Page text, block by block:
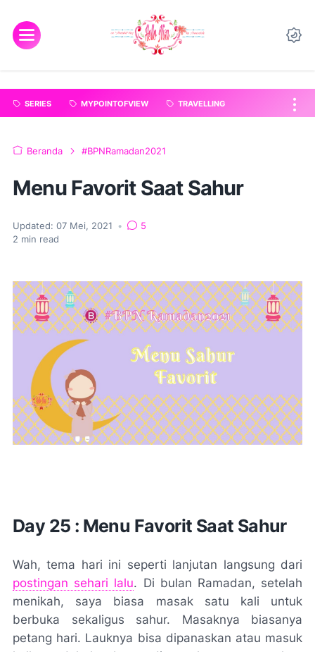
SERIES MYPOINTOFVIEW TRAVELLING
Beranda #BPNRamadan2021
Menu Favorit Saat Sahur
Updated: 07 Mei, 2021 •
5
2 min read
Day 25 : Menu Favorit Saat Sahur
Wah, tema hari ini seperti lanjutan langsung dari
postingan sehari lalu. Di bulan Ramadan, setelah
menikah, saya biasa masak satu kali untuk
berbuka sekaligus sahur. Masaknya biasanya
petang hari. Lauknya bisa dipanaskan atau masuk